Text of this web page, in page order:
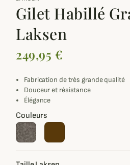
Gilet Habillé
Laksen
249,95 €
Fabrication de très grande qualité
Douceur et résistance
Élégance
Couleurs